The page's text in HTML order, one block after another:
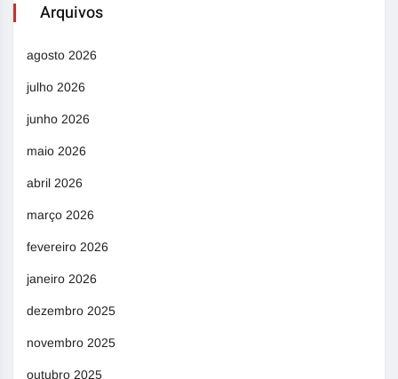
Arquivos
agosto 2026
julho 2026
junho 2026
maio 2026
abril 2026
março 2026
fevereiro 2026
janeiro 2026
dezembro 2025
novembro 2025
outubro 2025